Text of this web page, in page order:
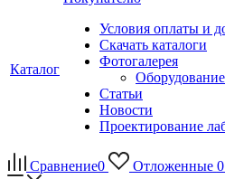
Каталог
Условия оплаты и
Скачать каталоги
Фотогалерея
Оборудование
Статьи
Новости
Проектирование
Сравнение0 Отложенные 0